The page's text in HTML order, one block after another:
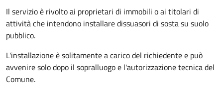
Il servizio è rivolto ai proprietari di immobili o ai titolari di
attività che intendono installare dissuasori di sosta su suolo
pubblico.
L'installazione è solitamente a carico del richiedente e può
avvenire solo dopo il sopralluogo e l'autorizzazione tecnica del
Comune.